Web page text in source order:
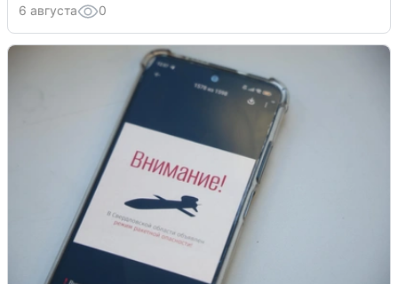
6 августа 0